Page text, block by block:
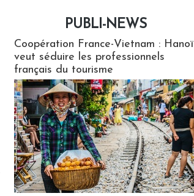
PUBLI-NEWS
Coopération France-Vietnam : Hanoï
veut séduire les professionnels
français du tourisme